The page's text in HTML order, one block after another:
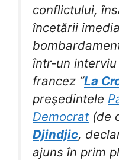
conflictului,
încetării
într-un
francez “La
preşedintele
Democrat(de
Djindjic,
ajuns în prim